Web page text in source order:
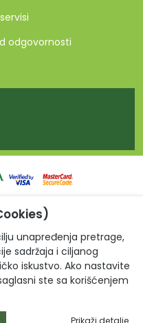
odgovornosti
Sva prava zadržana.
unapređenja pretrage,
sadržaja i ciljanog
iskustvo. Ako nastavite
ste sa korišćenjem